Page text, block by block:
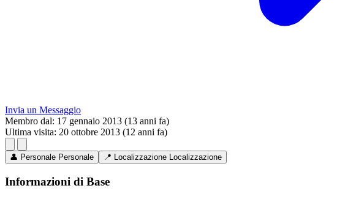
Invia un Messaggio
Membro dal: 17 gennaio 2013 (13 anni fa)
Ultima visita: 20 ottobre 2013 (12 anni fa)
👤 Personale Personale 📍 Localizzazione Localizzazione
Informazioni di Base